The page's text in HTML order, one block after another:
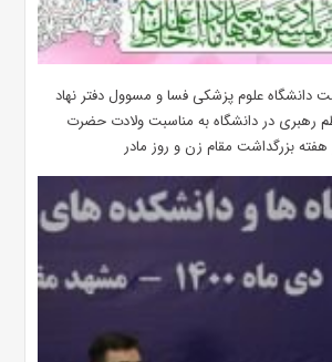
دانشگاه علوم پزشکی فسا و مسوول دفتر نهاد
رهبری در دانشگاه به مناسبت ولادت حضرت
بزرگداشت مقام زن و روز مادر